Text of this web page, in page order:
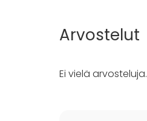
Arvostelut
Ei vielä arvosteluja.